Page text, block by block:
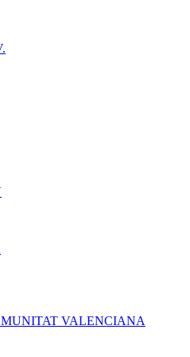
VALENCIANA